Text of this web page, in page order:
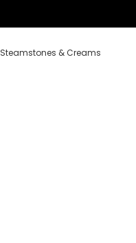
Steamstones & Creams